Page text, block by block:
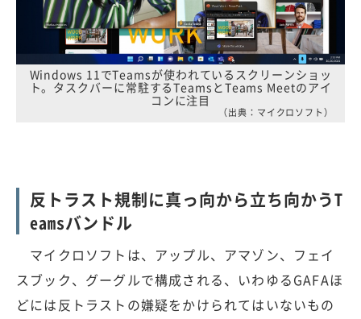
Windows 11でTeamsが使われているスクリーンショッ
ト。タスクバーに常駐するTeamsとTeams Meetのアイ
コンに注目
（出典：マイクロソフト）
反トラスト規制に真っ向から立ち向かうT
eamsバンドル
マイクロソフトは、アップル、アマゾン、フェイ
スブック、グーグルで構成される、いわゆるGAFAほ
どには反トラストの嫌疑をかけられてはいないもの